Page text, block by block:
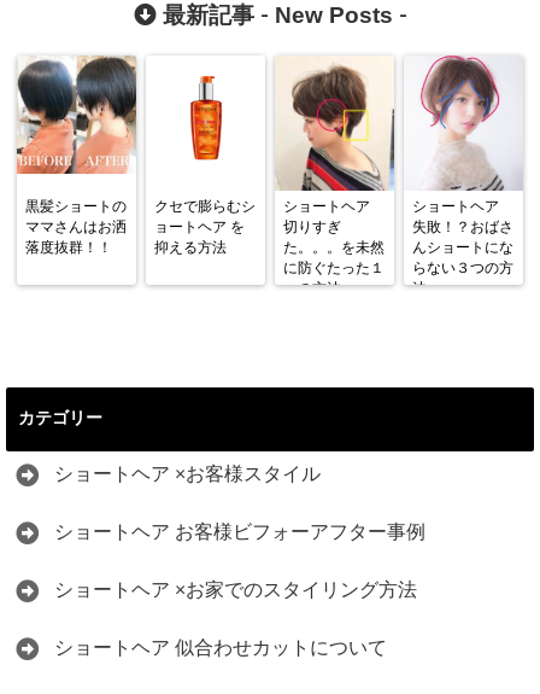
最新記事 - New Posts -
黒髪ショートの
ママさんはお洒
落度抜群！！
クセで膨らむシ
ョートヘア を
抑える方法
ショートヘア
切りすぎ
た。。。を未然
に防ぐたった１
つの方法
ショートヘア
失敗！？おばさ
んショートにな
らない３つの方
法
カテゴリー
ショートヘア ×お客様スタイル
ショートヘア お客様ビフォーアフター事例
ショートヘア ×お家でのスタイリング方法
ショートヘア 似合わせカットについて